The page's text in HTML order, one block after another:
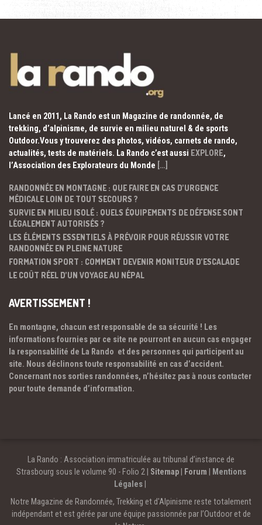
Lancé en 2011, La Rando est un Magazine de randonnée, de
trekking, d’alpinisme, de survie en milieu naturel & de sports
Outdoor.Vous y trouverez des photos, vidéos, carnets de rando,
actualités, tests de matériels. La Rando c’est aussi EXPLORE,
l’Association des Explorateurs du Monde […]
RANDONNÉE EN MONTAGNE : QUE FAIRE EN CAS D’URGENCE
MÉDICALE LOIN DE TOUT SECOURS ?
SURVIE EN MILIEU ISOLÉ : QUELS ÉQUIPEMENTS DE DÉFENSE SONT
LÉGALEMENT AUTORISÉS ?
LES ÉLÉMENTS ESSENTIELS À PRÉVOIR POUR RÉUSSIR VOTRE
RANDONNÉE EN PLEINE NATURE
FORMATION SPORT : COMMENT DEVENIR MONITEUR D’ESCALADE
LE COÛT RÉEL D’UN VOYAGE AU NÉPAL
AVERTISSEMENT !
En montagne, chacun est responsable de sa sécurité ! Les
informations fournies par ce site ne pourront en aucun cas engager
la responsabilité de La Rando et des personnes qui participent au
site. Nous déclinons toute responsabilité en cas d’accident.
Concernant nos sorties randonnées, n’hésitez pas à nous contacter
pour toute demande d’information.
La Rando : Association immatriculée au tribunal d’instance de
Strasbourg sous le volume 90 - Folio 2 | Sitemap| Forum
Mentions
Légales
Notre Magazine de Randonnée, Trekking et d'Alpinisme reste totalement
indépendant et est gérée par une équipe passionnée par l’Outdoor et de